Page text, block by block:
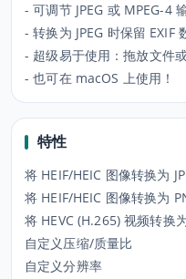
- 可调节 JPEG 或 MPEG-4
- 转换为 JPEG 时保留 EXIF
- 超级易于使用：拖放文件
- 也可在 macOS 上使用！
特性
将 HEIF/HEIC 图像转换为
将 HEIF/HEIC 图像转换为
将 HEVC (H.265) 视频转换
自定义压缩/质量比
自定义分辨率